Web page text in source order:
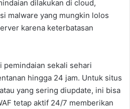
dilakukan di cloud,
malware yang mungkin lolos
karena keterbatasan
pemindaian sekali sehari
hingga 24 jam. Untuk situs
yang sering diupdate, ini bisa
tetap aktif 24/7 memberikan